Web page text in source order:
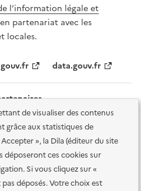
de visualiser des contenus
grâce aux statistiques de
», la Dila (éditeur du site
déposeront ces cookies sur
Si vous cliquez sur «
déposés. Votre choix est
l’information légale et
partenariat avec les
locales.
data.gouv.fr
conforme
Accessibilité des